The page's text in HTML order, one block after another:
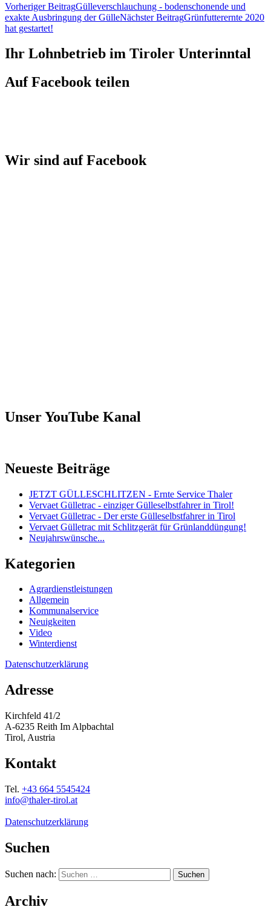
Vorheriger BeitragGülleverschlauchung - bodenschonende und
exakte Ausbringung der GülleNächster BeitragGrünfutterernte 2020
hat gestartet!
Ihr Lohnbetrieb im Tiroler Unterinntal
Auf Facebook teilen
Wir sind auf Facebook
Unser YouTube Kanal
Neueste Beiträge
JETZT GÜLLESCHLITZEN - Ernte Service Thaler
Vervaet Gülletrac - einziger Gülleselbstfahrer in Tirol!
Vervaet Gülletrac - Der erste Gülleselbstfahrer in Tirol
Vervaet Gülletrac mit Schlitzgerät für Grünlanddüngung!
Neujahrswünsche...
Kategorien
Agrardienstleistungen
Allgemein
Kommunalservice
Neuigkeiten
Video
Winterdienst
Datenschutzerklärung
Adresse
Kirchfeld 41/2
A-6235 Reith Im Alpbachtal
Tirol, Austria
Kontakt
Tel. +43 664 5545424
info@thaler-tirol.at
Datenschutzerklärung
Suchen
Suchen nach:
Archiv